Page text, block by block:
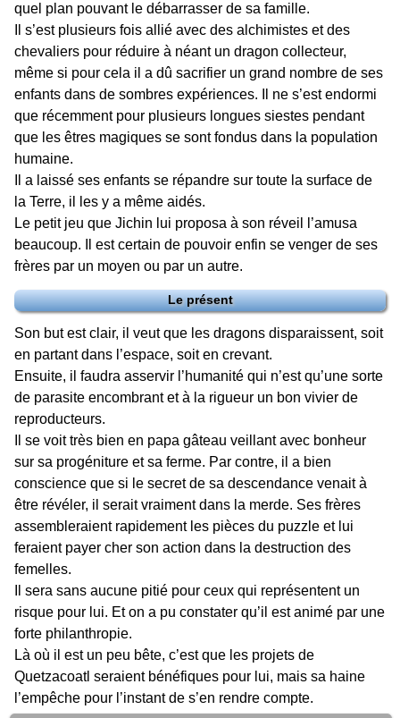
quel plan pouvant le débarrasser de sa famille.
Il s’est plusieurs fois allié avec des alchimistes et des
chevaliers pour réduire à néant un dragon collecteur,
même si pour cela il a dû sacrifier un grand nombre de ses
enfants dans de sombres expériences. Il ne s’est endormi
que récemment pour plusieurs longues siestes pendant
que les êtres magiques se sont fondus dans la population
humaine.
Il a laissé ses enfants se répandre sur toute la surface de
la Terre, il les y a même aidés.
Le petit jeu que Jichin lui proposa à son réveil l’amusa
beaucoup. Il est certain de pouvoir enfin se venger de ses
frères par un moyen ou par un autre.
Le présent
Son but est clair, il veut que les dragons disparaissent, soit
en partant dans l’espace, soit en crevant.
Ensuite, il faudra asservir l’humanité qui n’est qu’une sorte
de parasite encombrant et à la rigueur un bon vivier de
reproducteurs.
Il se voit très bien en papa gâteau veillant avec bonheur
sur sa progéniture et sa ferme. Par contre, il a bien
conscience que si le secret de sa descendance venait à
être révéler, il serait vraiment dans la merde. Ses frères
assembleraient rapidement les pièces du puzzle et lui
feraient payer cher son action dans la destruction des
femelles.
Il sera sans aucune pitié pour ceux qui représentent un
risque pour lui. Et on a pu constater qu’il est animé par une
forte philanthropie.
Là où il est un peu bête, c’est que les projets de
Quetzacoatl seraient bénéfiques pour lui, mais sa haine
l’empêche pour l’instant de s’en rendre compte.